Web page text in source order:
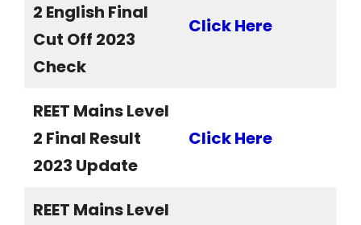
2 English Final
Cut Off 2023
Check
Click Here
REET Mains Level
2 Final Result
2023 Update
Click Here
REET Mains Level